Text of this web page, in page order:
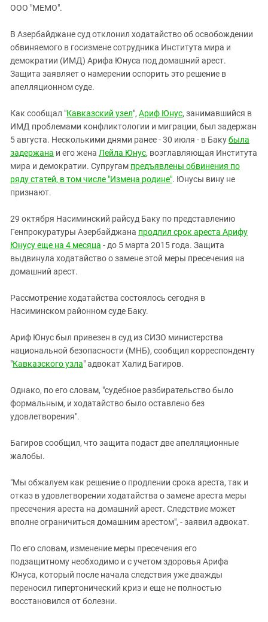
ИНАКОМЫСЛИЕ В ЧЕЧНЕ
ПРЕСЛЕДОВАНИЕ АКТИВИСТОВ
МОБИЛИЗАЦИЯ И ПРОТЕСТЫ
Дагестан
Ингушетия
Кабардино-Балкария
Калмыкия
Карачаево-Черкесия
Нагорный Карабах
Российская Федерация
Ростовская область
Северная Осетия - Алания
СКФО
Ставропольский край
Чечня
Южная Осетия
Южный Кавказ
ООО "МЕМО".
В Азербайджане суд отклонил ходатайство об освобождении
обвиняемого в госизмене сотрудника Института мира и
демократии (ИМД) Арифа Юнуса под домашний арест.
Защита заявляет о намерении оспорить это решение в
апелляционном суде.
Как сообщал "Кавказский узел", Ариф Юнус, занимавшийся в
ИМД проблемами конфликтологии и миграции, был задержан
5 августа. Несколькими днями ранее - 30 июля - в Бакубыла
задержана и его жена Лейла Юнус, возглавляющая Института
мира и демократии. Супругам предъявлены обвинения по
ряду статей, в том числе "Измена родине". Юнусы вину не
признают.
29 октября Насиминский райсуд Баку по представлению
Генпрокуратуры Азербайджана продлил срок ареста Арифу
Юнусу еще на 4 месяца - до 5 марта 2015 года. Защита
выдвинула ходатайство о замене этой меры пресечения на
домашний арест.
Рассмотрение ходатайства состоялось сегодня в
Насиминском районном суде Баку.
Ариф Юнус был привезен в суд из СИЗО министерства
национальной безопасности (МНБ), сообщил корреспонденту
"Кавказского узла" адвокат Халид Багиров.
Однако, по его словам, "судебное разбирательство было
формальным, и ходатайство было оставлено без
удовлетворения".
Багиров сообщил, что защита подаст две апелляционные
жалобы.
"Мы обжалуем как решение о продлении срока ареста, так и
отказ в удовлетворении ходатайства о замене ареста меры
пресечения ареста на домашний арест. Следствие может
вполне ограничиться домашним арестом", - заявил адвокат.
По его словам, изменение меры пресечения его
подзащитному необходимо и с учетом здоровья Арифа
Юнуса, который после начала следствия уже дважды
переносил гипертонический криз и еще не полностью
восстановился от болезни.